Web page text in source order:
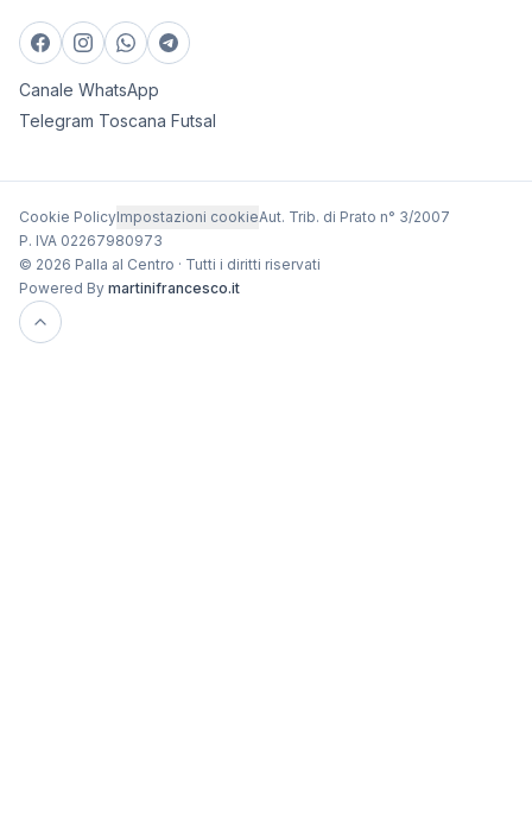
Canale WhatsApp
Telegram Toscana Futsal
Cookie PolicyImpostazioni cookieAut. Trib. di Prato n° 3/2007
P. IVA 02267980973
© 2026 Palla al Centro · Tutti i diritti riservati
Powered By martinifrancesco.it